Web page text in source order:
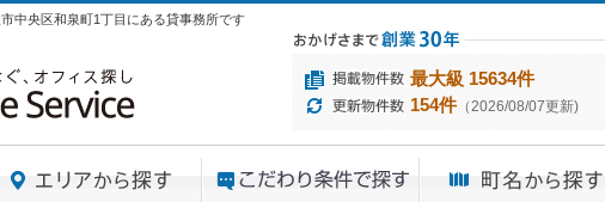
中央区和泉町1丁目にある貸事務所です
最大級 15634件
154件（2026/08/07更新)